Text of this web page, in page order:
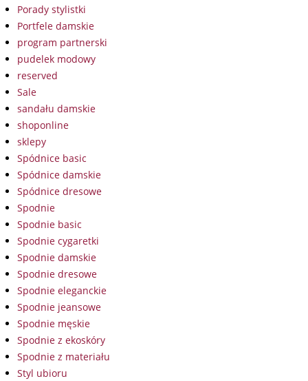
Porady stylistki
Portfele damskie
program partnerski
pudelek modowy
reserved
Sale
sandału damskie
shoponline
sklepy
Spódnice basic
Spódnice damskie
Spódnice dresowe
Spodnie
Spodnie basic
Spodnie cygaretki
Spodnie damskie
Spodnie dresowe
Spodnie eleganckie
Spodnie jeansowe
Spodnie męskie
Spodnie z ekoskóry
Spodnie z materiału
Styl ubioru